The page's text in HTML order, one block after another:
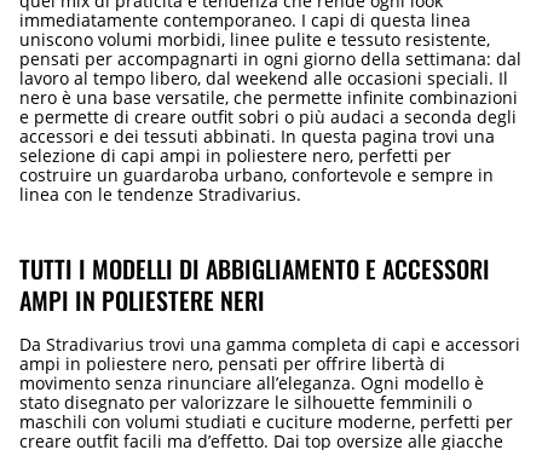
immediatamente contemporaneo. I capi di questa linea
uniscono volumi morbidi, linee pulite e tessuto resistente,
pensati per accompagnarti in ogni giorno della settimana: dal
lavoro al tempo libero, dal weekend alle occasioni speciali. Il
nero è una base versatile, che permette infinite combinazioni
e permette di creare outfit sobri o più audaci a seconda degli
accessori e dei tessuti abbinati. In questa pagina trovi una
selezione di capi ampi in poliestere nero, perfetti per
costruire un guardaroba urbano, confortevole e sempre in
linea con le tendenze Stradivarius.
TUTTI I MODELLI DI ABBIGLIAMENTO E ACCESSORI
AMPI IN POLIESTERE NERI
Da Stradivarius trovi una gamma completa di capi e accessori
ampi in poliestere nero, pensati per offrire libertà di
movimento senza rinunciare all’eleganza. Ogni modello è
stato disegnato per valorizzare le silhouette femminili o
maschili con volumi studiati e cuciture moderne, perfetti per
creare outfit facili ma d’effetto. Dai top oversize alle giacche